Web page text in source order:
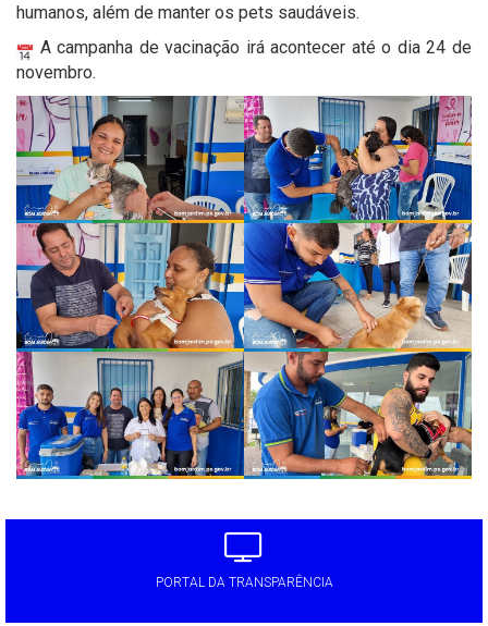
humanos, além de manter os pets saudáveis.
A campanha de vacinação irá acontecer até o dia 24 de
novembro.
PORTAL DA TRANSPARÊNCIA